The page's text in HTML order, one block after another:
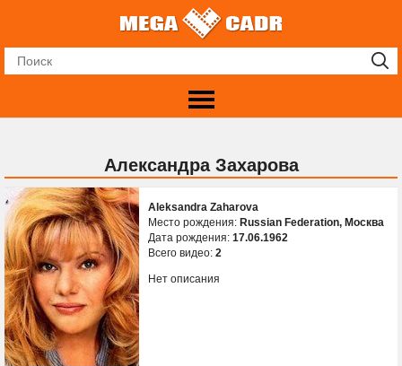
Александра Захарова
Aleksandra Zaharova
Место рождения: Russian Federation, Москва
Дата рождения: 17.06.1962
Всего видео: 2
Нет описания